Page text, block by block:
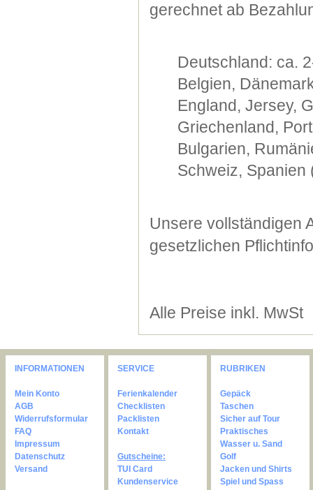
gerechnet ab
Deutschland: ca.
Belgien,
England, Jersey,
Griechenland,
Bulgarien,
Schweiz, Spanien
Unsere vollständigen
gesetzlichen
Alle Preise inkl. MwSt
INFORMATIONEN
Mein Konto
AGB
Widerrufsformular
FAQ
Impressum
Datenschutz
Versand
SERVICE
Ferienkalender
Checklisten
Packlisten
Kontakt
Gutscheine:
TUI Card
Kundenservice
RUBRIKEN
Gepäck
Taschen
Sicher auf Tour
Praktisches
Wasser u. Sand
Golf
Jacken und Shirts
Spiel und Spass